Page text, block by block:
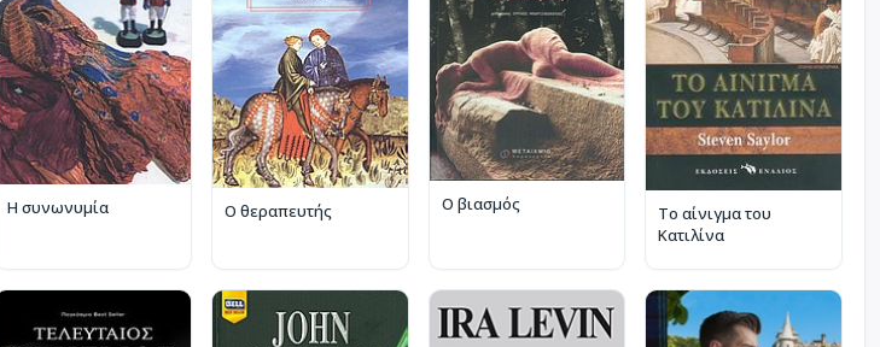
Η συνωνυμία Ο θεραπευτής Ο βιασμός
Το αίνιγμα του
Κατιλίνα